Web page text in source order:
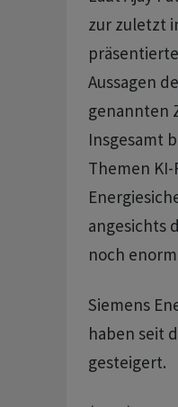
zur zuletzt
Aussagen
genannten
Insgesamt
Themen
angesichts
noch
Siemens
haben seit
gesteigert.